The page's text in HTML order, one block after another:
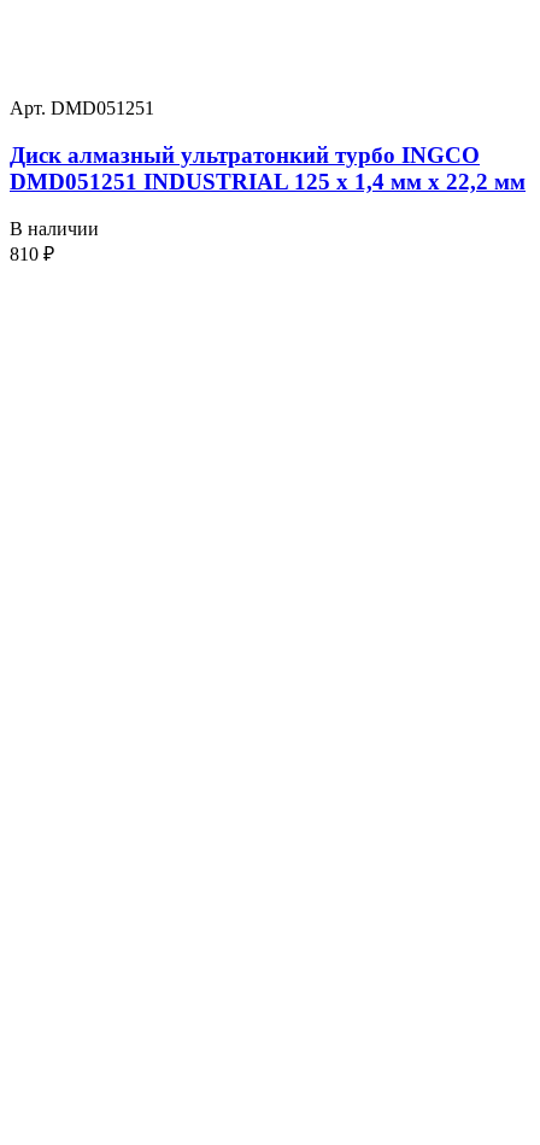
Арт. DMD051251
Диск алмазный ультратонкий турбо INGCO
DMD051251 INDUSTRIAL 125 х 1,4 мм x 22,2 мм
В наличии
810 ₽